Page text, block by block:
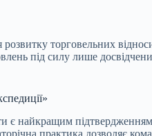
розвитку торговельних
під силу лише
найкращим